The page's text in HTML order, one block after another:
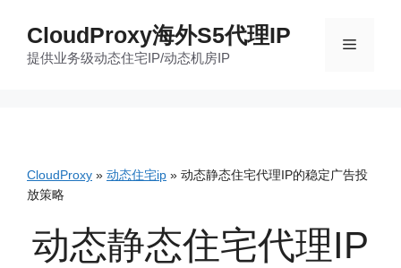
CloudProxy海外S5代理IP
提供业务级动态住宅IP/动态机房IP
菜
CloudProxy » 动态住宅ip » 动态静态住宅代理IP的稳定广告投
放策略
动态静态住宅代理IP